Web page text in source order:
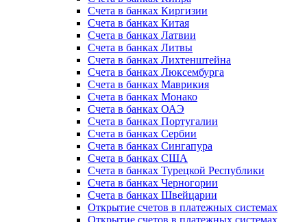
Счета в банках Киргизии
Счета в банках Китая
Счета в банках Латвии
Счета в банках Литвы
Счета в банках Лихтенштейна
Счета в банках Люксембурга
Счета в банках Маврикия
Счета в банках Монако
Счета в банках ОАЭ
Счета в банках Португалии
Счета в банках Сербии
Счета в банках Сингапура
Счета в банках США
Счета в банках Турецкой Республики
Счета в банках Черногории
Счета в банках Швейцарии
Открытие счетов в платежных системах
Открытие счетов в платежных системах